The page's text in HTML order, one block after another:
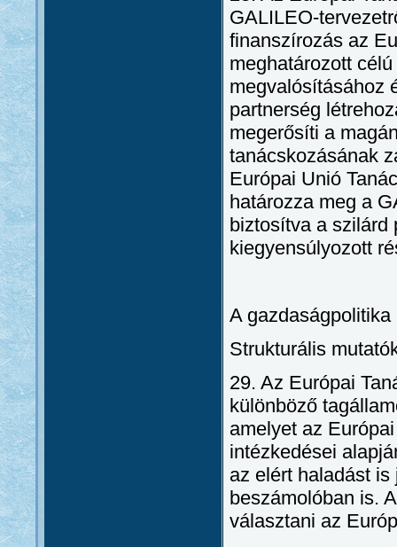
GALILEO-
finanszírozás az
meghatározott
megvalósításához
partnerség
megerősíti a
tanácskozásának
Európai Unió
határozza meg a
biztosítva a szilárd
kiegyensúlyozott
A
Strukturális
29. Az Európai
különböző
amelyet az
intézkedései
az elért haladást
beszámolóban is.
választani az